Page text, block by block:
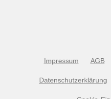
Impressum AGB
Datenschutzerklärung